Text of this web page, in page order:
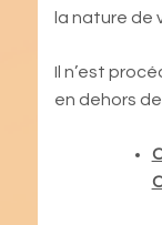
la nature de
Il n’est
en dehors de